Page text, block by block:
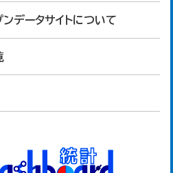
データサイトについて
しています。